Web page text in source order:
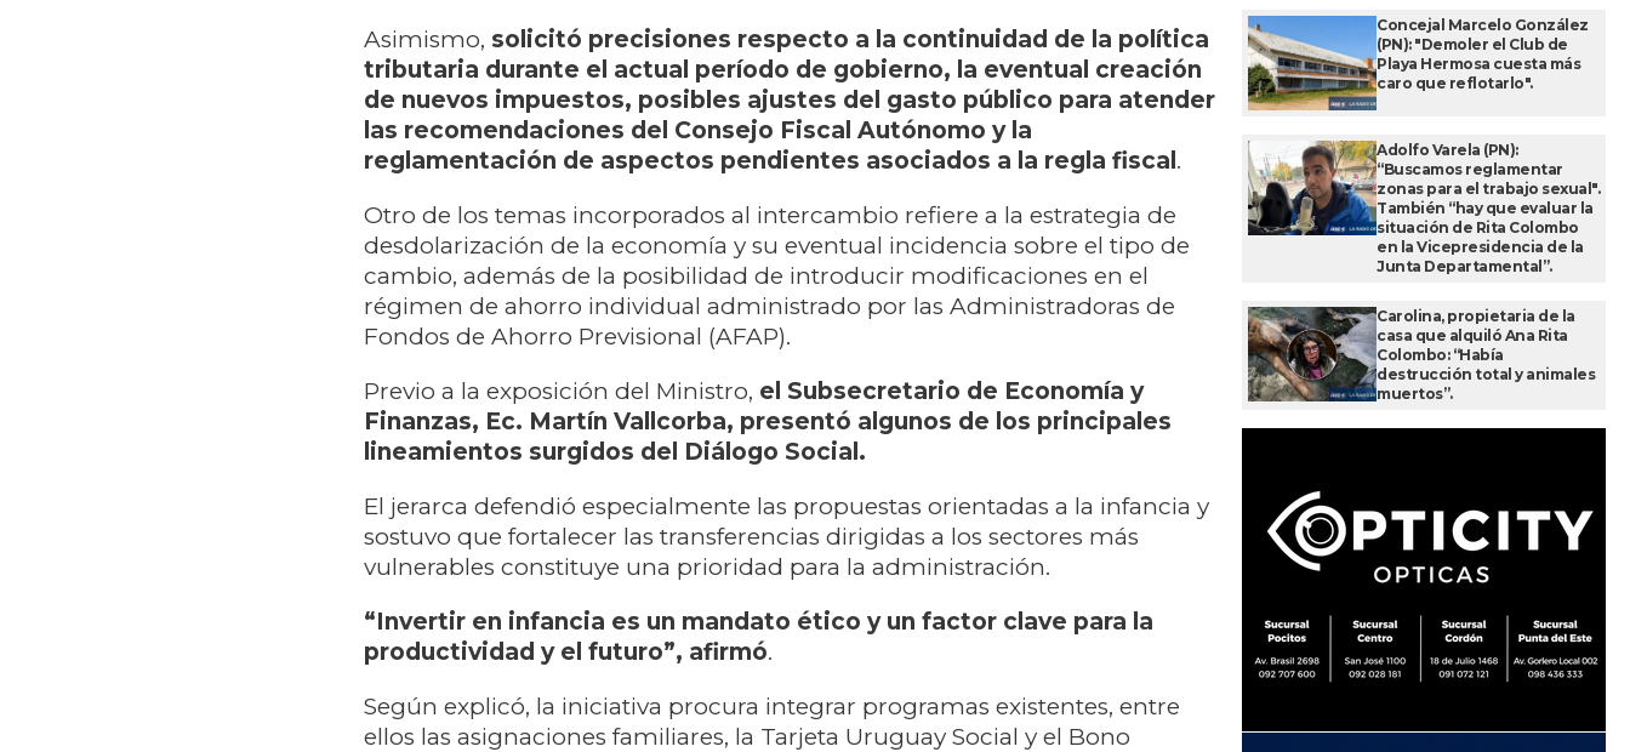
Asimismo, solicitó precisiones respecto a la continuidad de la política
tributaria durante el actual período de gobierno, la eventual creación
de nuevos impuestos, posibles ajustes del gasto público para atender
las recomendaciones del Consejo Fiscal Autónomo y la
reglamentación de aspectos pendientes asociados a la regla fiscal .
Otro de los temas incorporados al intercambio refiere a la estrategia de
desdolarización de la economía y su eventual incidencia sobre el tipo de
cambio, además de la posibilidad de introducir modificaciones en el
régimen de ahorro individual administrado por las Administradoras de
Fondos de Ahorro Previsional (AFAP).
Previo a la exposición del Ministro, el Subsecretario de Economía y
Finanzas, Ec. Martín Vallcorba, presentó algunos de los principales
lineamientos surgidos del Diálogo Social.
El jerarca defendió especialmente las propuestas orientadas a la infancia y
sostuvo que fortalecer las transferencias dirigidas a los sectores más
vulnerables constituye una prioridad para la administración.
“Invertir en infancia es un mandato ético y un factor clave para la
productividad y el futuro”, afirmó.
Según explicó, la iniciativa procura integrar programas existentes, entre
ellos las asignaciones familiares, la Tarjeta Uruguay Social y el Bono
Concejal Marcelo González
(PN): "Demoler el Club de
Playa Hermosa cuesta más
caro que reflotarlo".
Adolfo Varela (PN):
“Buscamos reglamentar
zonas para el trabajo sexual".
También “hay que evaluar la
situación de Rita Colombo
en la Vicepresidencia de la
Junta Departamental”.
Carolina, propietaria de la
casa que alquiló Ana Rita
Colombo: “Había
destrucción total y animales
muertos”.